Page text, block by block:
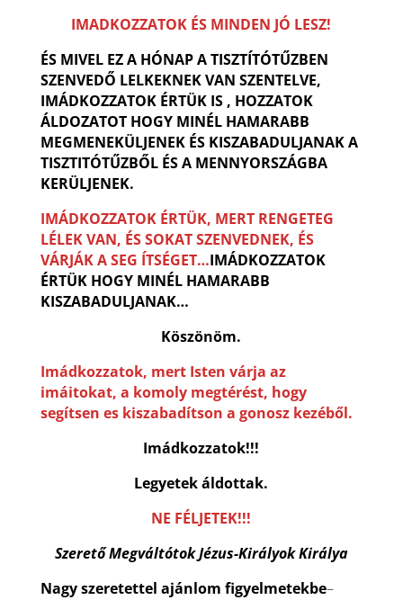
IMADKOZZATOK ÉS MINDEN JÓ LESZ!
ÉS MIVEL EZ A HÓNAP A TISZTÍTÓTŰZBEN
SZENVEDŐ LELKEKNEK VAN SZENTELVE,
IMÁDKOZZATOK ÉRTÜK IS , HOZZATOK
ÁLDOZATOT HOGY MINÉL HAMARABB
MEGMENEKÜLJENEK ÉS KISZABADULJANAK A
TISZTITÓTŰZBŐL ÉS A MENNYORSZÁGBA
KERÜLJENEK.
IMÁDKOZZATOK ÉRTÜK, MERT RENGETEG
LÉLEK VAN, ÉS SOKAT SZENVEDNEK, ÉS
VÁRJÁK A SEG ÍTSÉGET…IMÁDKOZZATOK
ÉRTÜK HOGY MINÉL HAMARABB
KISZABADULJANAK…
Köszönöm.
Imádkozzatok, mert Isten várja az
imáitokat, a komoly megtérést, hogy
segítsen es kiszabadítson a gonosz kezéből.
Imádkozzatok!!!
Legyetek áldottak.
NE FÉLJETEK!!!
Szerető Megváltótok Jézus-Királyok Királya
Nagy szeretettel ajánlom figyelmetekbe–